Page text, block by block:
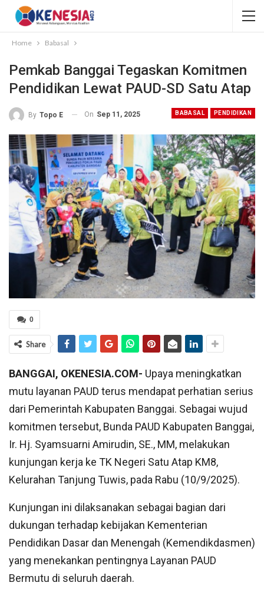
Home Babasal
Pemkab Banggai Tegaskan Komitmen
Pendidikan Lewat PAUD-SD Satu Atap
BABASAL PENDIDIKAN
By Topo E On Sep 11, 2025
0
Share
BANGGAI, OKENESIA.COM- Upaya meningkatkan
mutu layanan PAUD terus mendapat perhatian serius
dari Pemerintah Kabupaten Banggai. Sebagai wujud
komitmen tersebut, Bunda PAUD Kabupaten Banggai,
Ir. Hj. Syamsuarni Amirudin, SE., MM, melakukan
kunjungan kerja ke TK Negeri Satu Atap KM8,
Kelurahan Tanjung Tuwis, pada Rabu (10/9/2025).
Kunjungan ini dilaksanakan sebagai bagian dari
dukungan terhadap kebijakan Kementerian
Pendidikan Dasar dan Menengah (Kemendikdasmen)
yang menekankan pentingnya Layanan PAUD
Bermutu di seluruh daerah.